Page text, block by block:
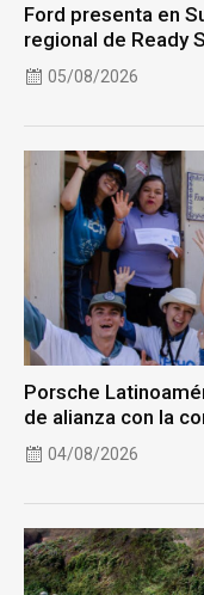
Ford presenta en
regional de Ready
05/08/2026
Porsche
de alianza con la
04/08/2026